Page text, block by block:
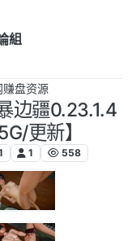
組
赚盘资源
边疆0.23.1.4
更新】
1 558